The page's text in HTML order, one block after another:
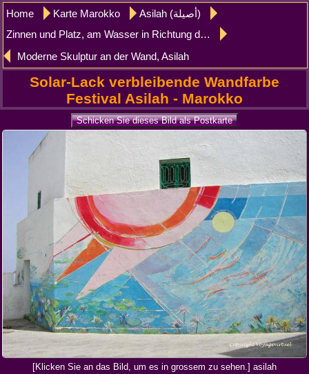
Home Karte Marokko
Asilah (أصيلة)
Zinnen und Platz, am Wasser in Richtung des Palace Raissoni, Asilah
Moderne Skulptur an der Wand, Asilah
Solar-Lack verbleibende Wandfarbe
Festival Asilah - Marokko
[Klicken Sie an das Bild, um es in grossem zu sehen.] asilah